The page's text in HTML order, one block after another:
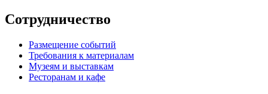
Сотрудничество
Размещение событий
Требования к материалам
Музеям и выставкам
Ресторанам и кафе